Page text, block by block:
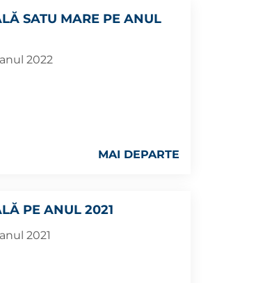
SATU MARE PE ANUL
2022
MAI DEPARTE
PE ANUL 2021
2021